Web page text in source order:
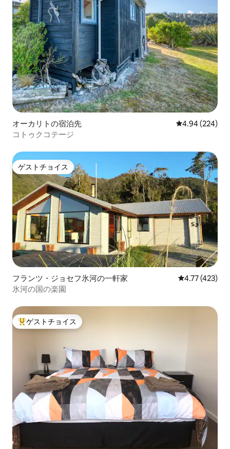
オーカリトの宿泊先 レビュー224
4.94 (224)
コトゥクコテージ
ゲストチョイス
ゲストチョイス
フランツ・ジョセフ氷河の一軒家 レビュー423
4.77 (423)
氷河の国の楽園
大好評のゲストチョイスです。
ゲストチョイス